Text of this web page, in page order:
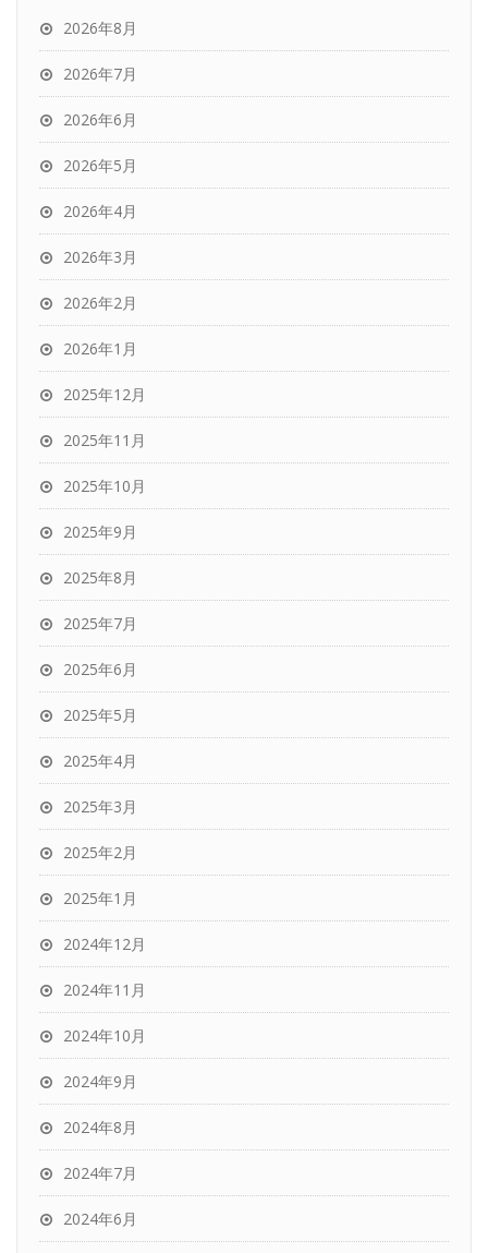
2026年8月
2026年7月
2026年6月
2026年5月
2026年4月
2026年3月
2026年2月
2026年1月
2025年12月
2025年11月
2025年10月
2025年9月
2025年8月
2025年7月
2025年6月
2025年5月
2025年4月
2025年3月
2025年2月
2025年1月
2024年12月
2024年11月
2024年10月
2024年9月
2024年8月
2024年7月
2024年6月